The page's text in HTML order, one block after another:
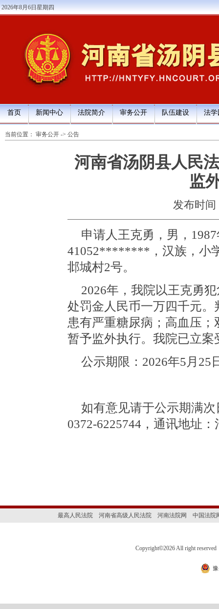
2026年8月6日星期四
首页 新闻中心 法院简介 审务公开 队伍建设 法学
当前位置： 审务公开 -> 公告
河南省汤阴县人民
监
发布时间
申请人王克勇，男，
41052********，汉族，小
邶城村2号。
2026年，我院以王克勇
处罚金人民币一万四千元
患有严重糖尿病；高血压
暂予监外执行。我院已立案
公示期限： 2026年5月25
如有意见请于公示期满
0372-6225744，通讯地址
最高人民法院 河南省高级人民法院 河南法院网 中国法院
Copyright©2026 All right